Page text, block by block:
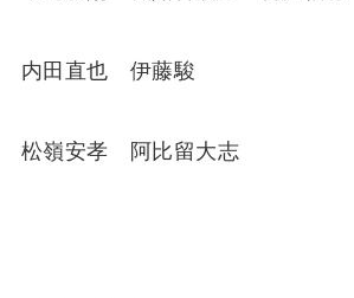
内田直也 伊藤駿
松嶺安孝 阿比留大志